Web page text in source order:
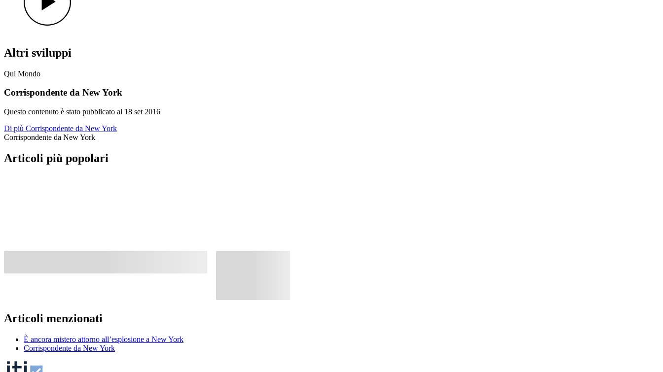
Altri sviluppi
Qui Mondo
Corrispondente da New York
Questo contenuto è stato pubblicato al 18 set 2016
Di più Corrispondente da New York
Corrispondente da New York
Articoli più popolari
Articoli menzionati
È ancora mistero attorno all’esplosione a New York
Corrispondente da New York